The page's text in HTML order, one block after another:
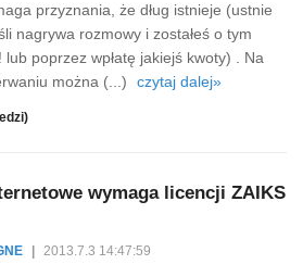
przyznania, że dług istnieje (ustnie
nagrywa rozmowy i zostałeś o tym
poprzez wpłatę jakiejś kwoty) . Na
można (...)
czytaj dalej»
wymaga licencji ZAIKS
2013.7.3 14:47:59